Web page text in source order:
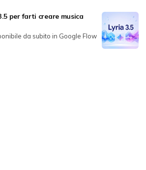
per farti creare musica
da subito in Google Flow